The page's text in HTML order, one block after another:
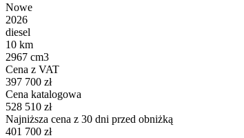
Nowe
2026
diesel
10 km
2967 cm3
Cena z VAT
397 700 zł
Cena katalogowa
528 510 zł
Najniższa cena z 30 dni przed obniżką
401 700 zł